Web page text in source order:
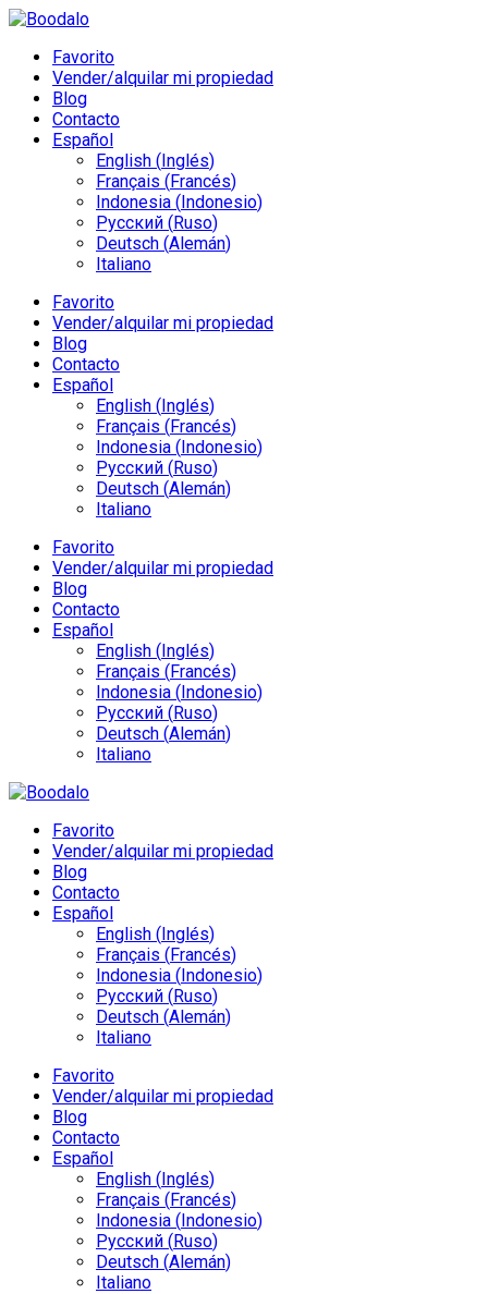
Favorito
Vender/alquilar mi propiedad
Blog
Contacto
Español
English (Inglés)
Français (Francés)
Indonesia (Indonesio)
Русский (Ruso)
Deutsch (Alemán)
Italiano
Favorito
Vender/alquilar mi propiedad
Blog
Contacto
Español
English (Inglés)
Français (Francés)
Indonesia (Indonesio)
Русский (Ruso)
Deutsch (Alemán)
Italiano
Favorito
Vender/alquilar mi propiedad
Blog
Contacto
Español
English (Inglés)
Français (Francés)
Indonesia (Indonesio)
Русский (Ruso)
Deutsch (Alemán)
Italiano
Favorito
Vender/alquilar mi propiedad
Blog
Contacto
Español
English (Inglés)
Français (Francés)
Indonesia (Indonesio)
Русский (Ruso)
Deutsch (Alemán)
Italiano
Favorito
Vender/alquilar mi propiedad
Blog
Contacto
Español
English (Inglés)
Français (Francés)
Indonesia (Indonesio)
Русский (Ruso)
Deutsch (Alemán)
Italiano